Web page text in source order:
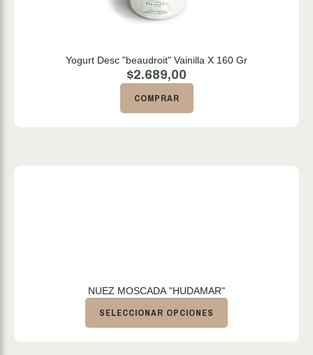
Yogurt Desc "beaudroit" Vainilla X 160 Gr
$2.689,00
COMPRAR
NUEZ MOSCADA "HUDAMAR"
SELECCIONAR OPCIONES